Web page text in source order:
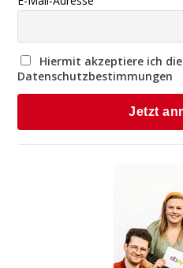
Hiermit akzeptiere ich die
Datenschutzbestimmungen